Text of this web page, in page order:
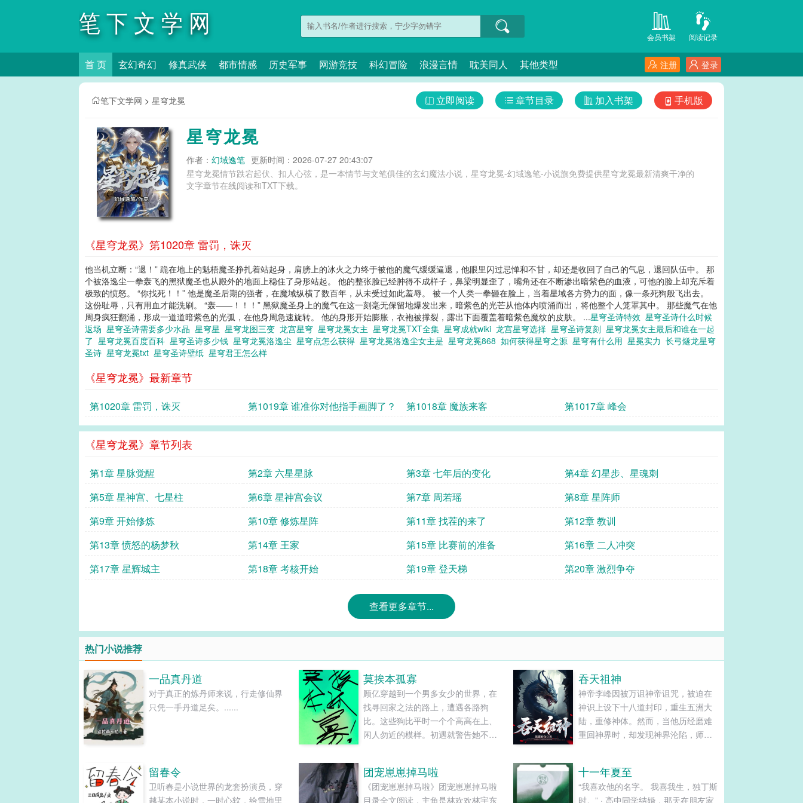
笔下文学网 阅读记录
会员书架
首 页 玄幻奇幻 修真武侠 都市情感 历史军事 网游竞技 科幻冒险 浪漫言情 耽美同人 其他类型 登录
注册
笔下文学网 > 星穹龙冕 手机版
加入书架
章节目录
立即阅读
星穹龙冕
作者： 幻域逸笔 更新时间：2026-07-27 20:43:07
星穹龙冕情节跌宕起伏、扣人心弦，是一本情节与文笔俱佳的玄幻魔法小说，星穹龙冕-幻域逸笔-小说旗免费提供星穹龙冕最新清爽干净的
文字章节在线阅读和TXT下载。
《星穹龙冕》第1020章 雷罚，诛灭
他当机立断：“退！” 跪在地上的魁梧魔圣挣扎着站起身，肩膀上的冰火之力终于被他的魔气缓缓逼退，他眼里闪过忌惮和不甘，却还是收回了自己的气息，退回队伍中。 那
个被洛逸尘一拳轰飞的黑狱魔圣也从殿外的地面上稳住了身形站起。 他的整张脸已经肿得不成样子，鼻梁明显歪了，嘴角还在不断渗出暗紫色的血液，可他的脸上却充斥着
极致的愤怒。 “你找死！！” 他是魔圣后期的强者，在魔域纵横了数百年，从未受过如此羞辱。 被一个人类一拳砸在脸上，当着星域各方势力的面，像一条死狗般飞出去。
这份耻辱，只有用血才能洗刷。 “轰——！！！” 黑狱魔圣身上的魔气在这一刻毫无保留地爆发出来，暗紫色的光芒从他体内喷涌而出，将他整个人笼罩其中。 那些魔气在他
周身疯狂翻涌，形成一道道暗紫色的光弧，在他身周急速旋转。 他的身形开始膨胀，衣袍被撑裂，露出下面覆盖着暗紫色魔纹的皮肤。 ...星穹圣诗特效 星穹圣诗什么时候
返场 星穹圣诗需要多少水晶 星穹星 星穹龙图三变 龙宫星穹 星穹龙冕女主 星穹龙冕TXT全集 星穹成就wiki 龙宫星穹选择 星穹圣诗复刻 星穹龙冕女主最后和谁在一起
了 星穹龙冕百度百科 星穹圣诗多少钱 星穹龙冕洛逸尘 星穹点怎么获得 星穹龙冕洛逸尘女主是 星穹龙冕868 如何获得星穹之源 星穹有什么用 星冕实力 长弓燧龙星穹
圣诗 星穹龙冕txt 星穹圣诗壁纸 星穹君王怎么样
《星穹龙冕》最新章节
第1020章 雷罚，诛灭 第1019章 谁准你对他指手画脚了？ 第1018章 魔族来客 第1017章 峰会
《星穹龙冕》章节列表
第1章 星脉觉醒 第2章 六星星脉 第3章 七年后的变化
第4章 幻星步、星魂刺
第5章 星神宫、七星柱
第6章 星神宫会议 第7章 周若瑶
第8章 星阵师
第9章 开始修炼
第10章 修炼星阵 第11章 找茬的来了
第12章 教训
第13章 愤怒的杨梦秋
第14章 王家 第15章 比赛前的准备
第16章 二人冲突
第17章 星辉城主
第18章 考核开始 第19章 登天梯 第20章 激烈争夺
查看更多章节...
热门小说推荐
一品真丹道
对于真正的炼丹师来说，行走修仙界
只凭一手丹道足矣。......
莫挨本孤寡
顾亿穿越到一个男多女少的世界，在
找寻回家之法的路上，遭遇各路狗
比。这些狗比平时一个个高高在上、
闲人勿近的模样。初遇就警告她不要
美男（兽）出没/雄竞修罗场/万人迷/
哥哥弟弟叔叔/姐姐妹妹贴贴......
吞天祖神
神帝李峰因被万诅神帝诅咒，被迫在
神识上设下十八道封印，重生五洲大
陆，重修神体。然而，当他历经磨难
重回神界时，却发现神界沦陷，师尊
万诅神帝无敌路上的最大变数，为了
复仇，李峰毅然走上祖神之路……......
留春令
卫听春是小说世界的龙套扮演员，穿
越某本小说时，一时心软，给雪地里
团宠崽崽掉马啦
《团宠崽崽掉马啦》团宠崽崽掉马啦
目录全文阅读，主角是林欢欢林宇东
十一年夏至
“我喜欢他的名字。 我喜我生，独丁斯
时。” · 高中同学结婚，那天在朋友家